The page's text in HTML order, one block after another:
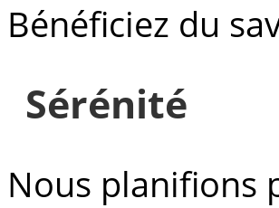
Bénéficiez du
Sérénité
Nous planifions